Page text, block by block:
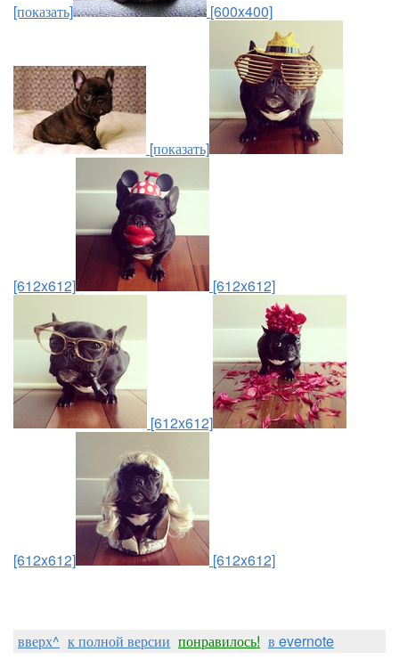
[показать] [600x400]
[показать]
[612x612] [612x612]
[612x612]
[612x612] [612x612]
вверх^ к полной версии понравилось! в evernote